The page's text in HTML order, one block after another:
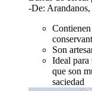
-De:
Son
Ideal para
que son
saciedad